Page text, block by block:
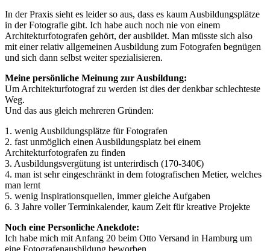
In der Praxis sieht es leider so aus, dass es kaum Ausbildungsplätze
in der Fotografie gibt. Ich habe auch noch nie von einem
Architekturfotografen gehört, der ausbildet. Man müsste sich also
mit einer relativ allgemeinen Ausbildung zum Fotografen begnügen
und sich dann selbst weiter spezialisieren.
Meine persönliche Meinung zur Ausbildung:
Um Architekturfotograf zu werden ist dies der denkbar schlechteste
Weg.
Und das aus gleich mehreren Gründen:
1. wenig Ausbildungsplätze für Fotografen
2. fast unmöglich einen Ausbildungsplatz bei einem
Architekturfotografen zu finden
3. Ausbildungsvergütung ist unterirdisch (170-340€)
4. man ist sehr eingeschränkt in dem fotografischen Metier, welches
man lernt
5. wenig Inspirationsquellen, immer gleiche Aufgaben
6. 3 Jahre voller Terminkalender, kaum Zeit für kreative Projekte
Noch eine Personliche Anekdote:
Ich habe mich mit Anfang 20 beim Otto Versand in Hamburg um